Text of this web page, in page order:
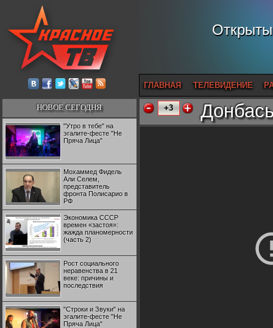
ГЛАВНАЯ ТЕЛЕВИДЕНИЕ
НОВОЕ СЕГОДНЯ
"Утро в тебе" на
эгалите-фесте "Не
Пряча Лица"
Мохаммед Фидель
Али Селем,
представитель
фронта Полисарио в
РФ
Экономика СССР
времен «застоя»:
жажда планомерности
(часть 2)
Рост социального
неравенства в 21
веке: причины и
последствия
"Строки и Звуки" на
эгалите-фесте "Не
Пряча Лица"
+3